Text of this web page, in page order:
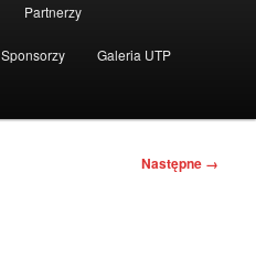
Partnerzy
Sponsorzy Galeria UTP
Następne →